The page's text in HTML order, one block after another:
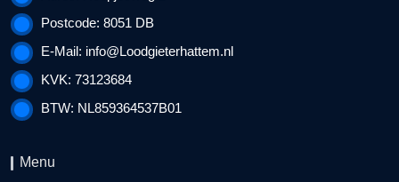
Postcode: 8051 DB
E-Mail: info@Loodgieterhattem.nl
KVK: 73123684
BTW: NL859364537B01
Menu